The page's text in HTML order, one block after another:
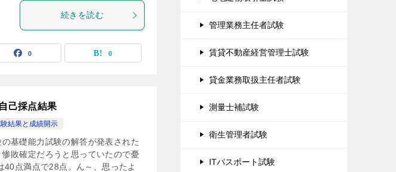
続きを読む
0 0
己採点結果
結果と成績開示
基礎能力試験の解答が発表された
敗確定だろうと思っていたので憂
点満点で28点。ん～、思ったよ
管理業務主任者試験
賃貸不動産経営管理士試験
貸金業務取扱主任者試験
測量士補試験
衛生管理者試験
ITパスポート試験